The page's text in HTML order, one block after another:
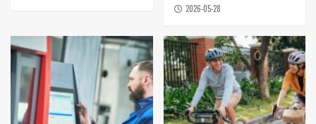
2026-05-28